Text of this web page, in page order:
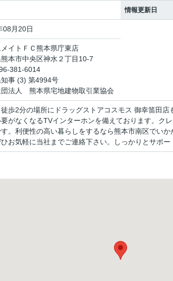
情報更新日
08月20日
イトＦＣ熊本県庁東店
本市中央区神水２丁目10-7
381-6014
事 (3) 第4994号
団法人 熊本県宅地建物取引業協会
歩2分の場所にドラッグストアコスモス 御幸笛田
がなくなるTVインターホンを備えております。ク
。利便性の高い暮らしをするなら熊本市南区でい
お気軽に当社までご連絡下さい。しっかりとサポー